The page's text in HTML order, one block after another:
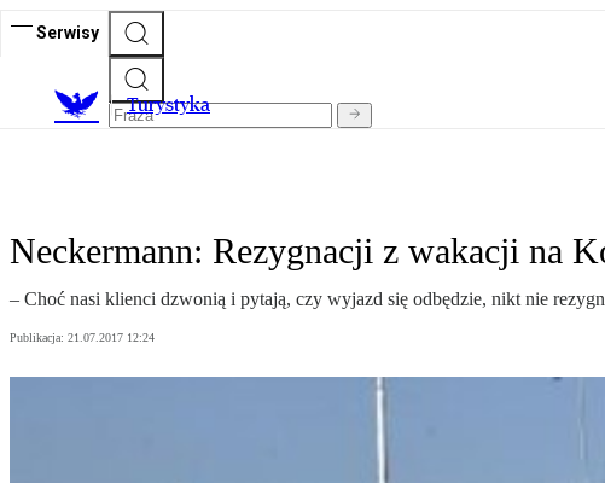
Serwisy
Turystyka
Neckermann: Rezygnacji z wakacji na
– Choć nasi klienci dzwonią i pytają, czy wyjazd się odbędzie, nikt nie
Publikacja: 21.07.2017 12:24